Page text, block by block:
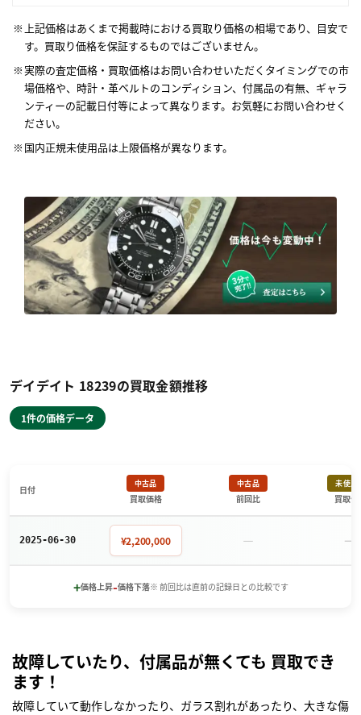
上記価格はあくまで掲載時における買取り価格の相場であり、目安で
す。買取り価格を保証するものではございません。
実際の査定価格・買取価格はお問い合わせいただくタイミングでの市
場価格や、時計・革ベルトのコンディション、付属品の有無、ギャラ
ンティーの記載日付等によって異なります。お気軽にお問い合わせく
ださい。
国内正規未使用品は上限価格が異なります。
デイデイト 18239の買取金額推移
1件の価格データ
日付
中古品
買取価格
中古品
前回比
未使用
買取価
2025-06-30 ¥2,200,000 － －
+価格上昇-価格下落※ 前回比は直前の記録日との比較です
故障していたり、付属品が無くても 買取でき
ます！
故障していて動作しなかったり、ガラス割れがあったり、大きな傷